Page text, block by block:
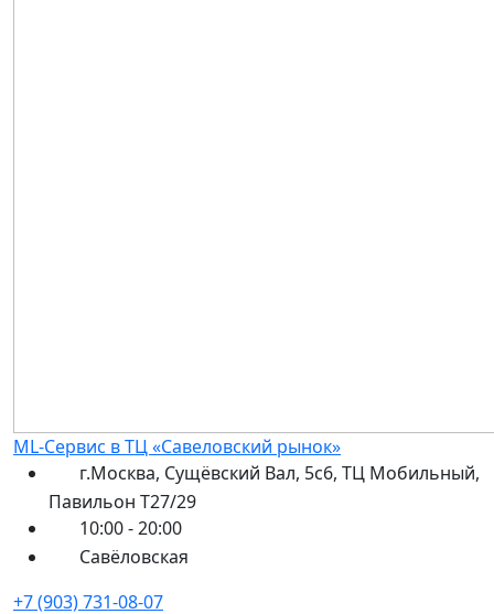
ML-Сервис в ТЦ «Савеловский рынок»
г.Москва, Сущёвский Вал, 5с6, ТЦ Мобильный,
Павильон Т27/29
10:00 - 20:00
Савёловская
+7 (903) 731-08-07